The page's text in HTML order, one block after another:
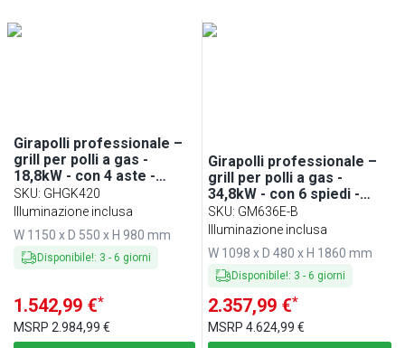
Girapolli professionale –
grill per polli a gas -
18,8kW - con 4 aste -
capacità fino a 20 polli
SKU: GHGK420
Illuminazione inclusa
W 1150 x D 550 x H 980 mm
Disponibile!: 3 - 6 giorni
1.542,99 €*
MSRP 2.984,99 €
Girapolli professionale –
grill per polli a gas -
34,8kW - con 6 spiedi -
capacità fino a 36 polli -
Crema
SKU: GM636E-B
Illuminazione inclusa
W 1098 x D 480 x H 1860 mm
Disponibile!: 3 - 6 giorni
2.357,99 €*
MSRP4.624,99 €